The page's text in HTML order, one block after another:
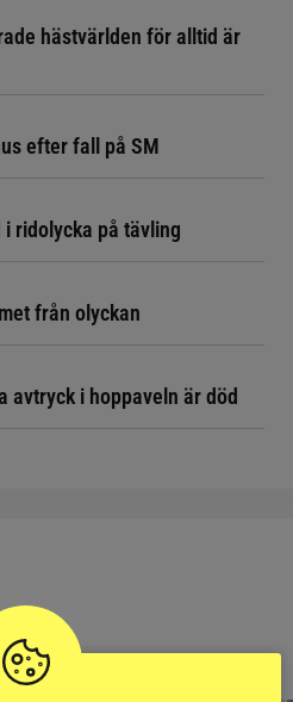
hästvärlden för alltid är
efter fall på SM
i ridolycka på tävling
från olyckan
avtryck i hoppaveln är död
RIDSPORT